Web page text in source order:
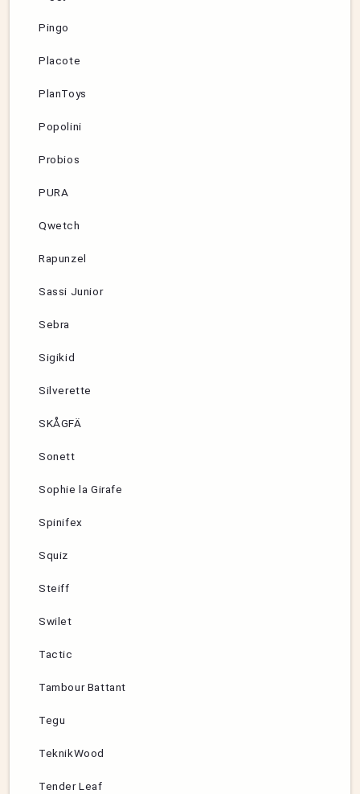
Pingo
Placote
PlanToys
Popolini
Probios
PURA
Qwetch
Rapunzel
Sassi Junior
Sebra
Sigikid
Silverette
SKÅGFÄ
Sonett
Sophie la Girafe
Spinifex
Squiz
Steiff
Swilet
Tactic
Tambour Battant
Tegu
TeknikWood
Tender Leaf